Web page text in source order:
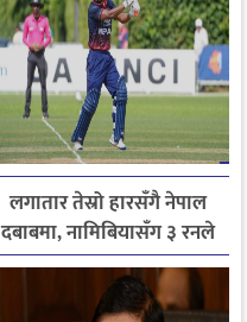
लगातार तेस्रो हारसँगै नेपाल
दबाबमा, नामिबियासँग ३ रनले
पराजित